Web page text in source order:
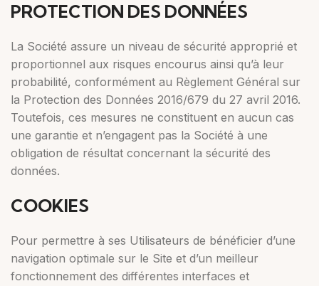
PROTECTION DES DONNÉES
La Société assure un niveau de sécurité approprié et
proportionnel aux risques encourus ainsi qu’à leur
probabilité, conformément au Règlement Général sur
la Protection des Données 2016/679 du 27 avril 2016.
Toutefois, ces mesures ne constituent en aucun cas
une garantie et n’engagent pas la Société à une
obligation de résultat concernant la sécurité des
données.
COOKIES
Pour permettre à ses Utilisateurs de bénéficier d’une
navigation optimale sur le Site et d’un meilleur
fonctionnement des différentes interfaces et